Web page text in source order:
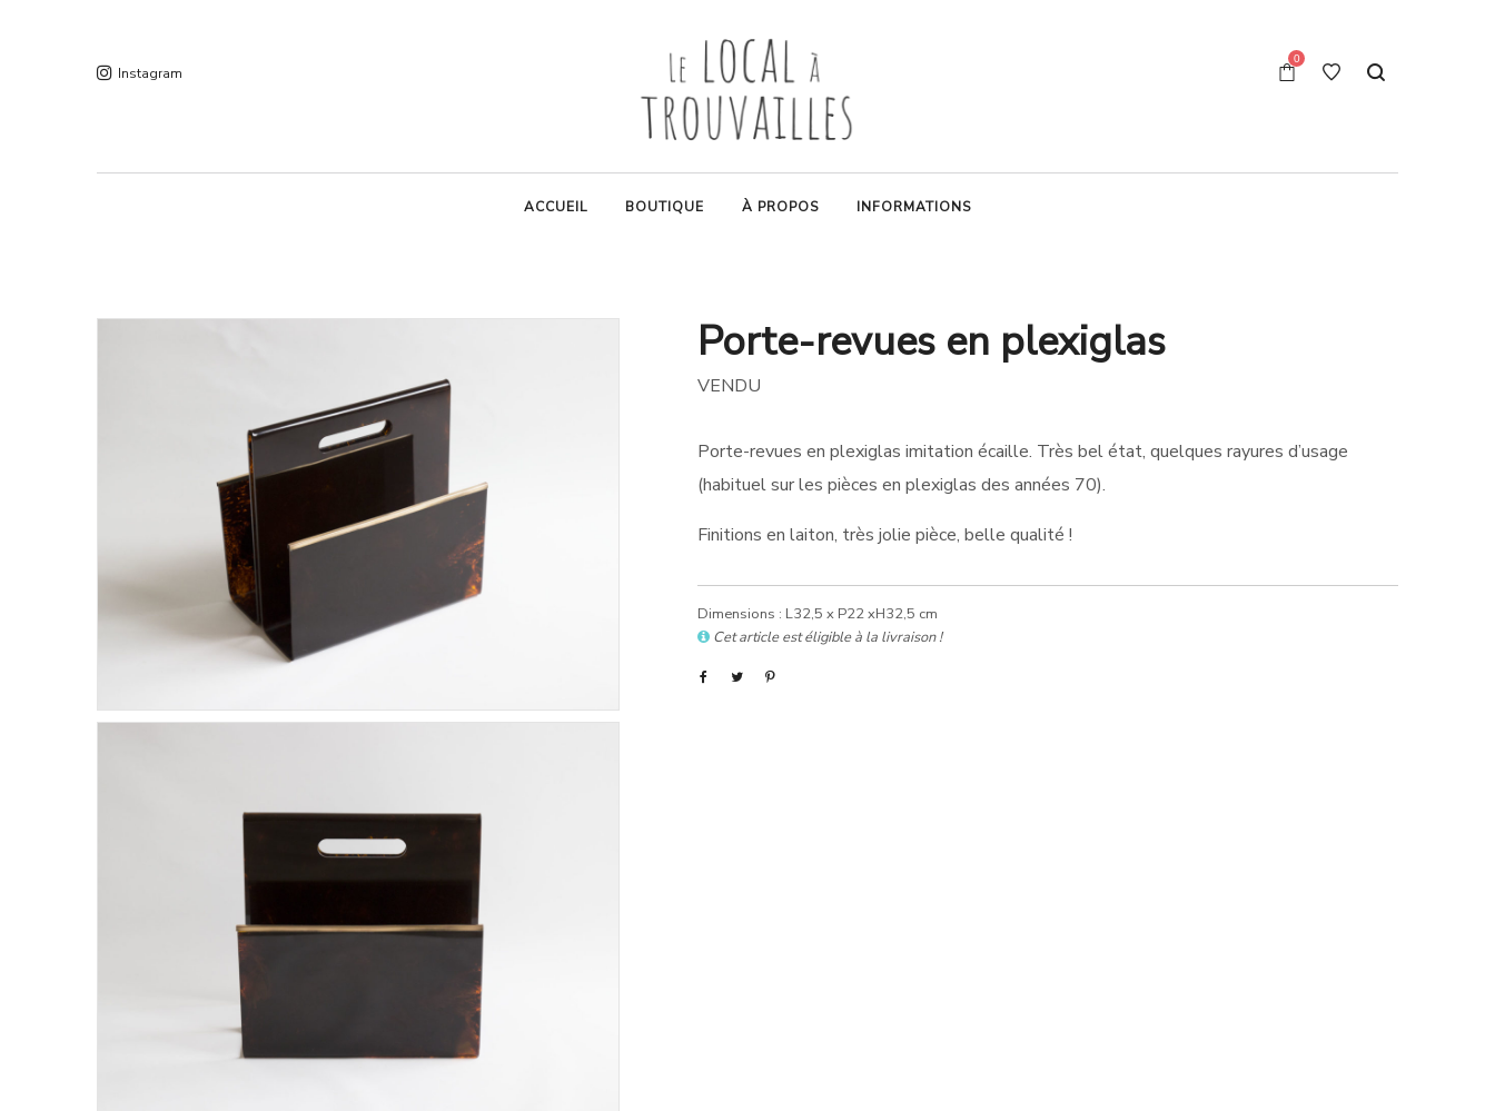
Instagram
0
ACCUEIL BOUTIQUE À PROPOS INFORMATIONS
Porte-revues en plexiglas
VENDU
Porte-revues en plexiglas imitation écaille. Très bel état, quelques rayures d’usage
(habituel sur les pièces en plexiglas des années 70).
Finitions en laiton, très jolie pièce, belle qualité !
Dimensions : L32,5 x P22 xH32,5 cm
Cet article est éligible à la livraison !